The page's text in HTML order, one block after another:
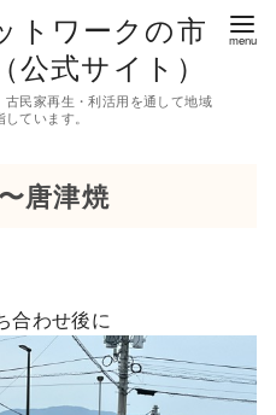
トワークの市
式サイト）
民家再生・利活用を通して地域
ています。
唐津焼
合わせ後に